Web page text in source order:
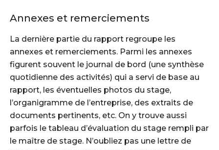
Annexes et remerciements
La dernière partie du rapport regroupe les
annexes et remerciements. Parmi les annexes
figurent souvent le journal de bord (une synthèse
quotidienne des activités) qui a servi de base au
rapport, les éventuelles photos du stage,
l’organigramme de l’entreprise, des extraits de
documents pertinents, etc. On y trouve aussi
parfois le tableau d’évaluation du stage rempli par
le maître de stage. N’oubliez pas une lettre de